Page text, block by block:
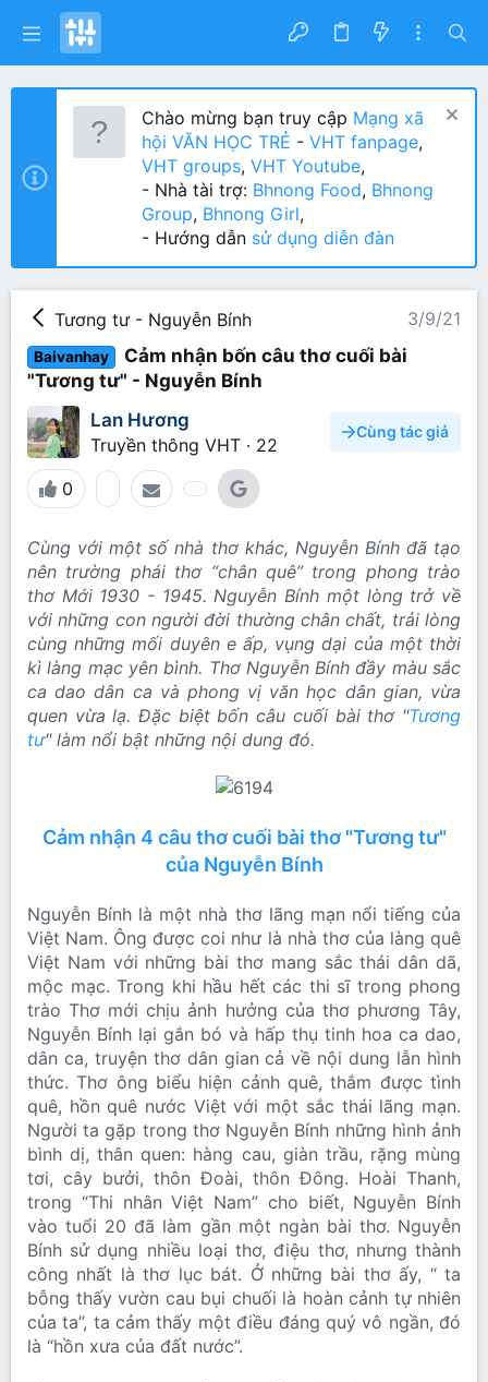
Chào mừng bạn truy cập Mạng xã
hội VĂN HỌC TRẺ - VHT fanpage,
VHT groups, VHT Youtube,
- Nhà tài trợ: Bhnong Food, Bhnong
Group, Bhnong Girl,
- Hướng dẫn sử dụng diễn đàn
Tương tư - Nguyễn Bính 3/9/21
Baivanhay
Cảm nhận bốn câu thơ cuối bài
"Tương tư" - Nguyễn Bính
Lan Hương
Truyền thông VHT · 22
Cùng tác giả
0
Cùng với một số nhà thơ khác, Nguyễn Bính đã tạo
nên trường phái thơ “chân quê” trong phong trào
thơ Mới 1930 - 1945. Nguyễn Bính một lòng trở về
với những con người đời thường chân chất, trải lòng
cùng những mối duyên e ấp, vụng dại của một thời
kì làng mạc yên bình. Thơ Nguyễn Bính đầy màu sắc
ca dao dân ca và phong vị văn học dân gian, vừa
quen vừa lạ. Đặc biệt bốn câu cuối bài thơ "Tương
tư" làm nổi bật những nội dung đó.
Cảm nhận 4 câu thơ cuối bài thơ "Tương tư"
của Nguyễn Bính
Nguyễn Bính là một nhà thơ lãng mạn nổi tiếng của
Việt Nam. Ông được coi như là nhà thơ của làng quê
Việt Nam với những bài thơ mang sắc thái dân dã,
mộc mạc. Trong khi hầu hết các thi sĩ trong phong
trào Thơ mới chịu ảnh hưởng của thơ phương Tây,
Nguyễn Bính lại gắn bó và hấp thụ tinh hoa ca dao,
dân ca, truyện thơ dân gian cả về nội dung lẫn hình
thức. Thơ ông biểu hiện cảnh quê, thắm được tình
quê, hồn quê nước Việt với một sắc thái lãng mạn.
Người ta gặp trong thơ Nguyễn Bính những hình ảnh
bình dị, thân quen: hàng cau, giàn trầu, rặng mùng
tơi, cây bưởi, thôn Đoài, thôn Đông. Hoài Thanh,
trong “Thi nhân Việt Nam” cho biết, Nguyễn Bính
vào tuổi 20 đã làm gần một ngàn bài thơ. Nguyễn
Bính sử dụng nhiều loại thơ, điệu thơ, nhưng thành
công nhất là thơ lục bát. Ở những bài thơ ấy, “ ta
bỗng thấy vườn cau bụi chuối là hoàn cảnh tự nhiên
của ta”, ta cảm thấy một điều đáng quý vô ngần, đó
là “hồn xưa của đất nước”.